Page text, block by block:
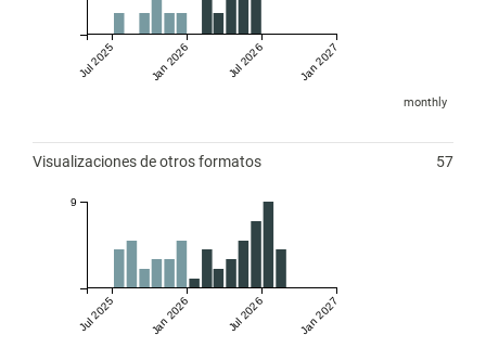
Jul 2025 Jan 2026 Jul 2026 Jan 2027
monthly
Visualizaciones de otros formatos 57
Jul 2025 Jan 2026 Jul 2026 Jan 2027
9